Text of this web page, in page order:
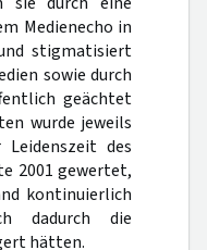
Medienecho in
stigmatisiert
sowie durch
geächtet
wurde jeweils
des
2001 gewertet,
kontinuierlich
dadurch die
hätten.